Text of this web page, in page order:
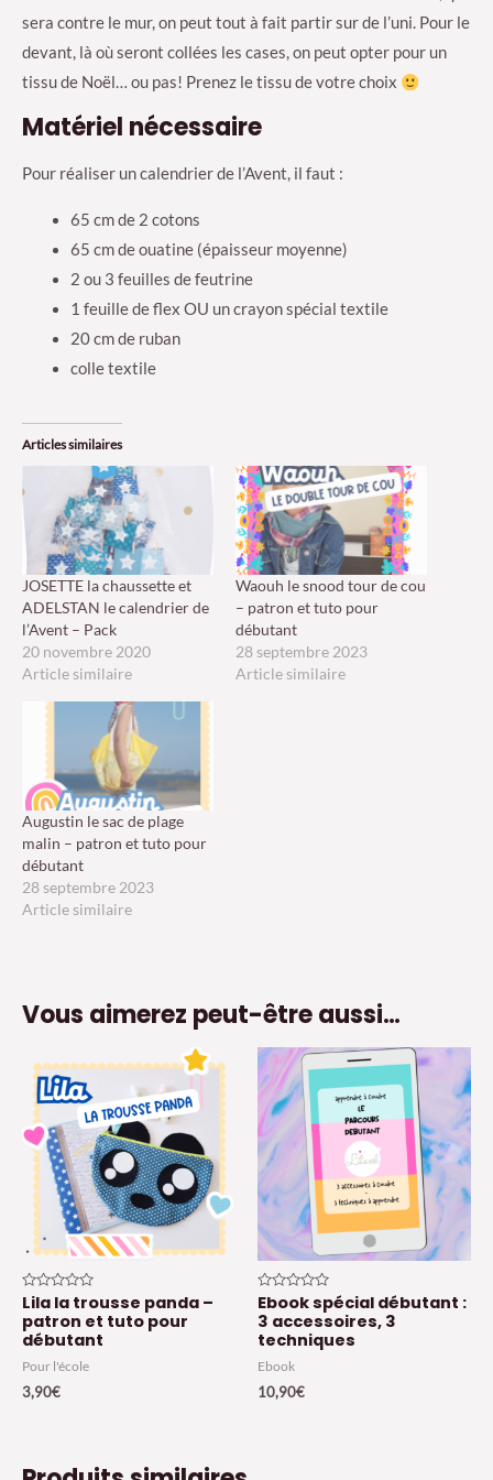
sera contre le mur, on peut tout à fait partir sur de l’uni. Pour le
devant, là où seront collées les cases, on peut opter pour un
tissu de Noël… ou pas! Prenez le tissu de votre choix
Matériel nécessaire
Pour réaliser un calendrier de l’Avent, il faut :
65 cm de 2 cotons
65 cm de ouatine (épaisseur moyenne)
2 ou 3 feuilles de feutrine
1 feuille de flex OU un crayon spécial textile
20 cm de ruban
colle textile
Articles similaires
JOSETTE la chaussette et
ADELSTAN le calendrier de
l’Avent – Pack
20 novembre 2020
Article similaire
Waouh le snood tour de cou
– patron et tuto pour
débutant
28 septembre 2023
Article similaire
Augustin le sac de plage
malin – patron et tuto pour
débutant
28 septembre 2023
Article similaire
Vous aimerez peut-être aussi…
Note
sur
5
Lila la trousse panda –
patron et tuto pour
débutant
Pour l'école
3,90€
Note
0
sur
5
Ebook spécial débutant :
3 accessoires, 3
techniques
Ebook
10,90€